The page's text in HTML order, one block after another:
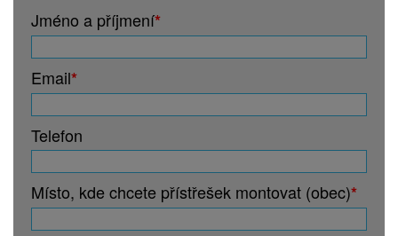
Jméno a příjmení*
Email*
Telefon
Místo, kde chcete přístřešek montovat (obec)*